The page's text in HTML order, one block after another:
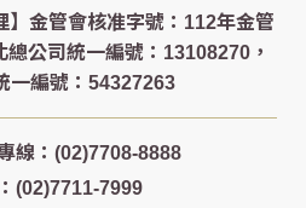
線：(02)7708-8888
(02)7711-7999